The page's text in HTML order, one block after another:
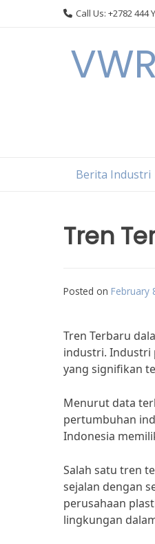
Call Us: +2782 444
Berita Industri
Tren
Posted on February
Tren Terbaru
industri. Industri
yang signifikan
Menurut data
pertumbuhan
Indonesia
Salah satu tren
sejalan dengan
perusahaan
lingkungan